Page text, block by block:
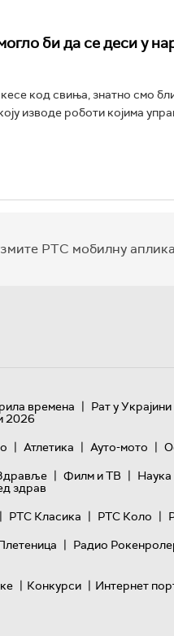
би да се деси у
код свиња, знатно смо
изводе роботи којима
РТС мобилну
времена | Рат у Украјини
2026
| Атлетика | Ауто-мото |
| Филм и ТВ | Наука
здрав
| РТС Класика | РТС Коло |
| Радио
| Конкурси | Интернет